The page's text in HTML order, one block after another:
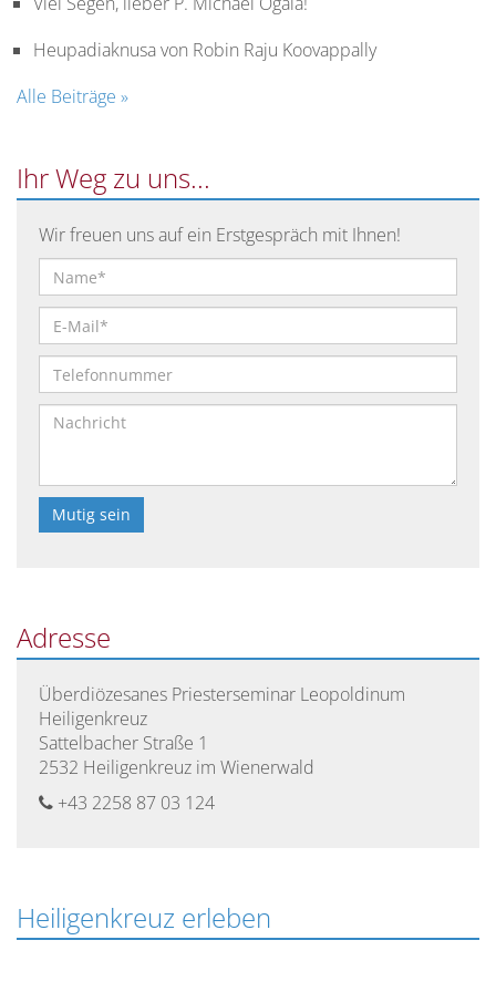
Studienordnung
Leopoldinums
des
Pastoralen
Lehrganges
der
Theologie
im
Dritten
Bildungsweg
Heupadiaknusa von Robin Raju Koovappally
Alle Beiträge »
Ihr Weg zu uns...
Wir freuen uns auf ein Erstgespräch mit Ihnen!
leer.
Adresse
Überdiözesanes Priesterseminar Leopoldinum
Heiligenkreuz
Sattelbacher Straße 1
2532 Heiligenkreuz im Wienerwald
+43 2258 87 03 124
Heiligenkreuz erleben